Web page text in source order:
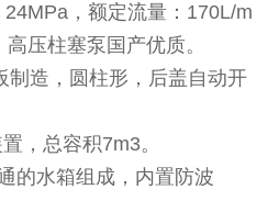
，额定流量：170L/m
压柱塞泵国产优质。
制造，圆柱形，后盖自动开
，总容积7m3。
的水箱组成，内置防波